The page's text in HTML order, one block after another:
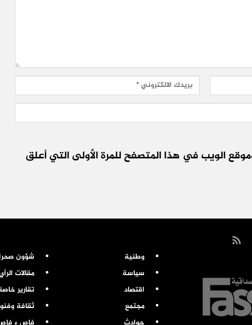
الويب في هذا المتصفح للمرة الأولى التي أعلق
وطنية
سياسة
اقتصاد
مجتمع
شؤون
مقالات
تقارير
ثقافة